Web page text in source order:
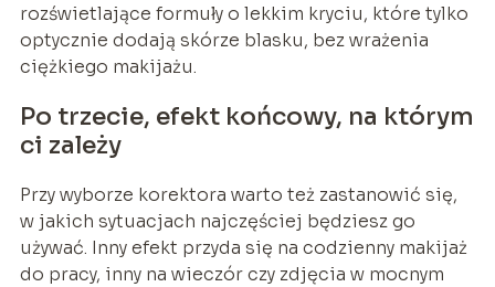
rozświetlające formuły o lekkim kryciu, które tylko
optycznie dodają skórze blasku, bez wrażenia
ciężkiego makijażu.
Po trzecie, efekt końcowy, na którym
ci zależy
Przy wyborze korektora warto też zastanowić się,
w jakich sytuacjach najczęściej będziesz go
używać. Inny efekt przyda się na codzienny makijaż
do pracy, inny na wieczór czy zdjęcia w mocnym